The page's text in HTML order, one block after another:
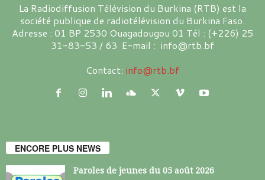
La Radiodiffusion Télévision du Burkina (RTB) est la
société publique de radiotélévision du Burkina Faso.
Adresse : 01 BP 2530 Ouagadougou 01 Tél : (+226) 25
31-83-53 / 63 E-mail : info@rtb.bf
Contact: info@rtb.bf
ENCORE PLUS NEWS
Paroles de jeunes du 05 août 2026